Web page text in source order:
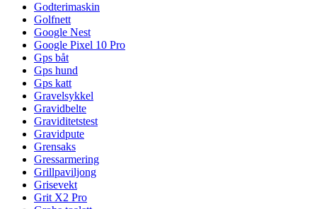
Godterimaskin
Golfnett
Google Nest
Google Pixel 10 Pro
Gps båt
Gps hund
Gps katt
Gravelsykkel
Gravidbelte
Graviditetstest
Gravidpute
Grensaks
Gressarmering
Grillpaviljong
Grisevekt
Grit X2 Pro